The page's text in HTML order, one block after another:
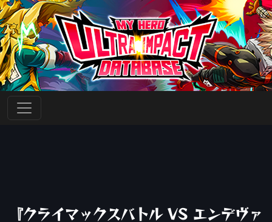
『クライマックスバトル VS エンデヴァ